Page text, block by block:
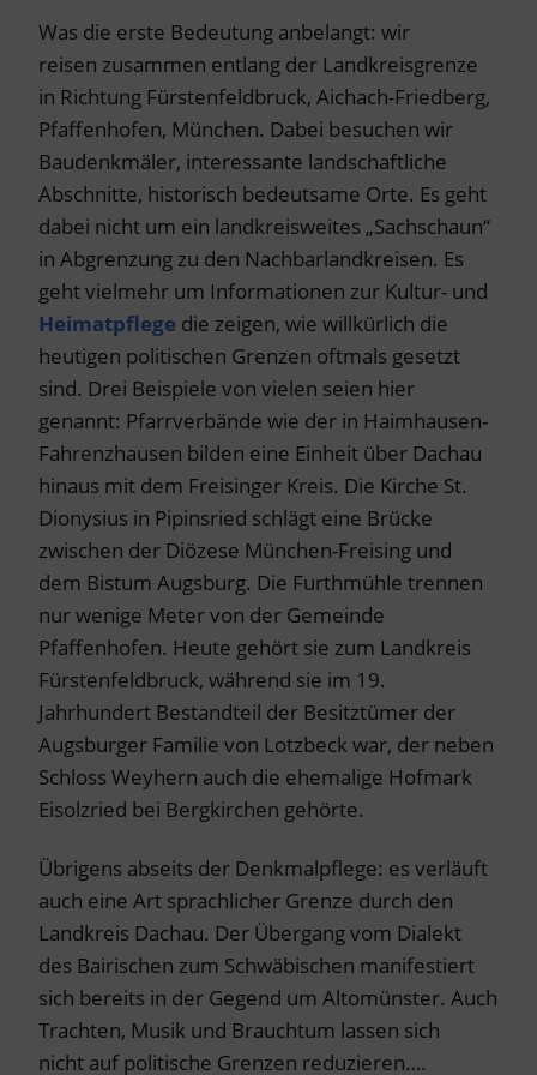
Was die erste Bedeutung anbelangt: wir
reisen zusammen entlang der Landkreisgrenze
in Richtung Fürstenfeldbruck, Aichach-Friedberg,
Pfaffenhofen, München. Dabei besuchen wir
Baudenkmäler, interessante landschaftliche
Abschnitte, historisch bedeutsame Orte. Es geht
dabei nicht um ein landkreisweites „Sachschaun“
in Abgrenzung zu den Nachbarlandkreisen. Es
geht vielmehr um Informationen zur Kultur- und
Heimatpflege die zeigen, wie willkürlich die
heutigen politischen Grenzen oftmals gesetzt
sind. Drei Beispiele von vielen seien hier
genannt: Pfarrverbände wie der in Haimhausen-
Fahrenzhausen bilden eine Einheit über Dachau
hinaus mit dem Freisinger Kreis. Die Kirche St.
Dionysius in Pipinsried schlägt eine Brücke
zwischen der Diözese München-Freising und
dem Bistum Augsburg. Die Furthmühle trennen
nur wenige Meter von der Gemeinde
Pfaffenhofen. Heute gehört sie zum Landkreis
Fürstenfeldbruck, während sie im 19.
Jahrhundert Bestandteil der Besitztümer der
Augsburger Familie von Lotzbeck war, der neben
Schloss Weyhern auch die ehemalige Hofmark
Eisolzried bei Bergkirchen gehörte.
Übrigens abseits der Denkmalpflege: es verläuft
auch eine Art sprachlicher Grenze durch den
Landkreis Dachau. Der Übergang vom Dialekt
des Bairischen zum Schwäbischen manifestiert
sich bereits in der Gegend um Altomünster. Auch
Trachten, Musik und Brauchtum lassen sich
nicht auf politische Grenzen reduzieren….